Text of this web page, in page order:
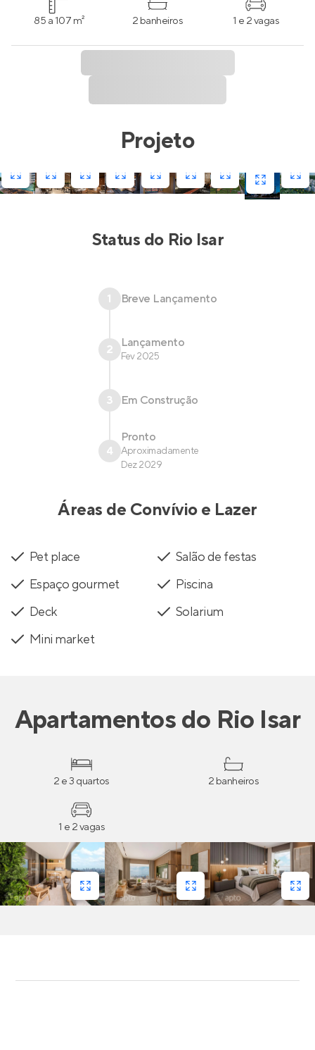
85 a 107 m² 2 banheiros 1 e 2 vagas
Projeto
Status do Rio Isar
1 Breve Lançamento
2 Lançamento
Fev 2025
3 Em Construção
4
Pronto
Aproximadamente
Dez 2029
Áreas de Convívio e Lazer
Pet place
Salão de festas
Espaço gourmet
Piscina
Deck
Solarium
Mini market
Apartamentosdo Rio Isar
2 e 3 quartos 2 banheiros
1 e 2 vagas